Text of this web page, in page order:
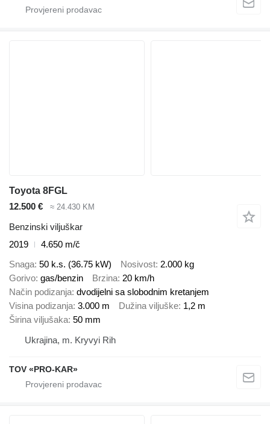
Toyota 8FGL
12.500 €
≈ 24.430 KM
Benzinski viljuškar
2019
4.650 m/č
Snaga 50 k.s. (36.75 kW) Nosivost 2.000 kg
Gorivo gas/benzin Brzina 20 km/h
Način podizanja dvodijelni sa slobodnim kretanjem
Visina podizanja 3.000 m Dužina viljuške 1,2 m
Širina viljušaka 50 mm
Ukrajina, m. Kryvyi Rih
TOV «PRO-KAR»